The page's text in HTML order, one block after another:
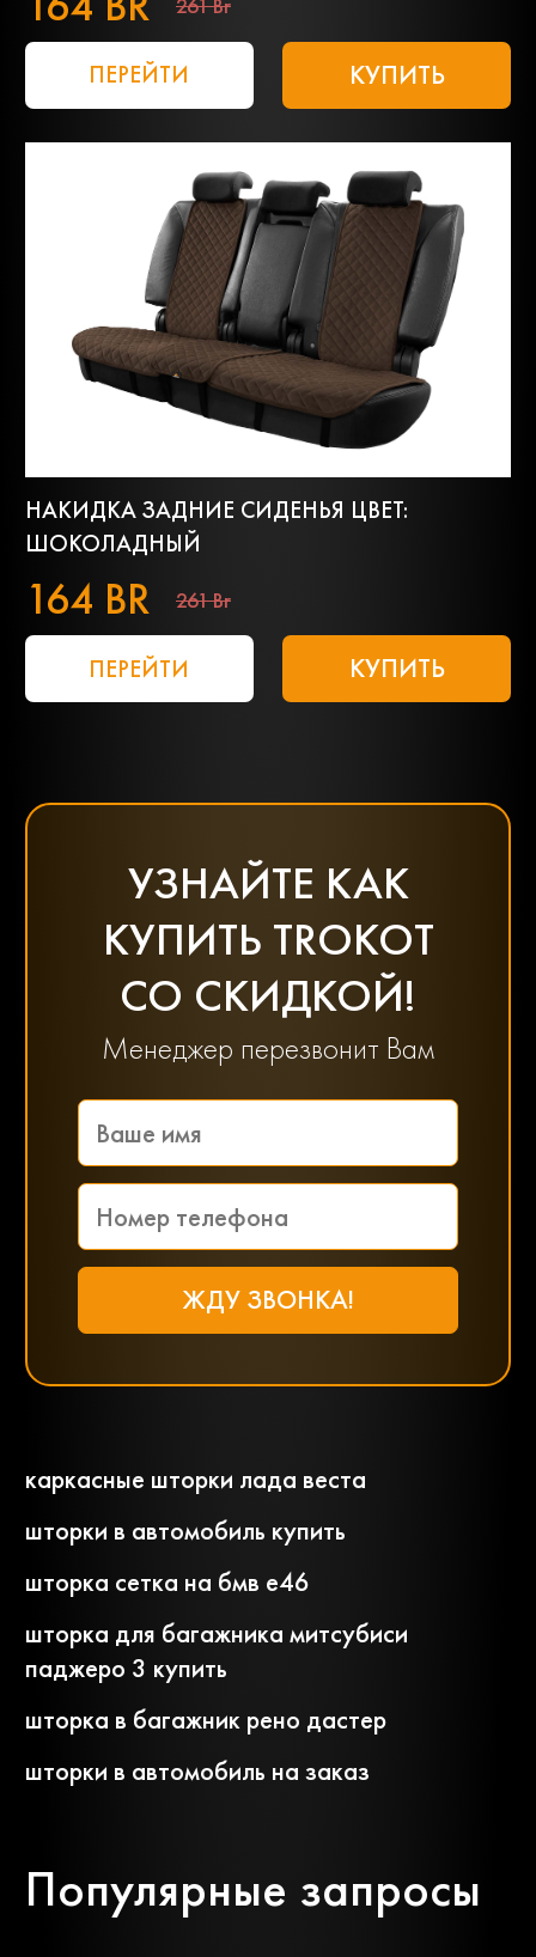
261 Br
ПЕРЕЙТИ КУПИТЬ
НАКИДКА ЗАДНИЕ СИДЕНЬЯ ЦВЕТ:
ШОКОЛАДНЫЙ
164 BR 261 Br
ПЕРЕЙТИ КУПИТЬ
Популярные запросы
УЗНАЙТЕ КАК
КУПИТЬ TROKOT
СО СКИДКОЙ!
Менеджер перезвонит Вам
каркасные шторки лада веста
шторки в автомобиль купить
шторка сетка на бмв е46
шторка для багажника митсубиси
паджеро 3 купить
шторка в багажник рено дастер
шторки в автомобиль на заказ